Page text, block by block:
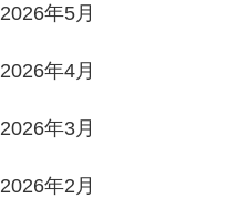
2026年5月
2026年4月
2026年3月
2026年2月